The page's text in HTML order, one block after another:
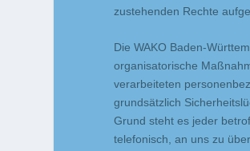
zustehenden Rechte
Die WAKO Baden-
organisatorische
verarbeiteten
grundsätzlich
Grund steht es jeder
telefonisch, an uns zu